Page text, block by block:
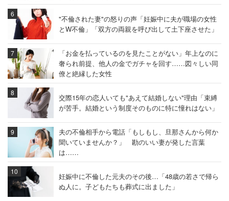
"不倫された妻"の怒りの声「妊娠中に夫が職場の女性
とW不倫」「双方の両親を呼び出して土下座させた」
「お金を払っているのを見たことがない」年上なのに
奢られ前提、他人の金でガチャを回す……図々しい同
僚と絶縁した女性
交際15年の恋人いても"あえて結婚しない"理由「束縛
が苦手。結婚という制度そのものに特に憧れはない」
夫の不倫相手から電話「もしもし、旦那さんから何か
聞いていませんか？」 勘のいい妻が発した言葉
は……
妊娠中に不倫した元夫のその後…「48歳の若さで帰ら
ぬ人に。子どもたちも葬式に出ました」